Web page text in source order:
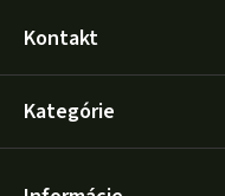
Kontakt
Kategórie